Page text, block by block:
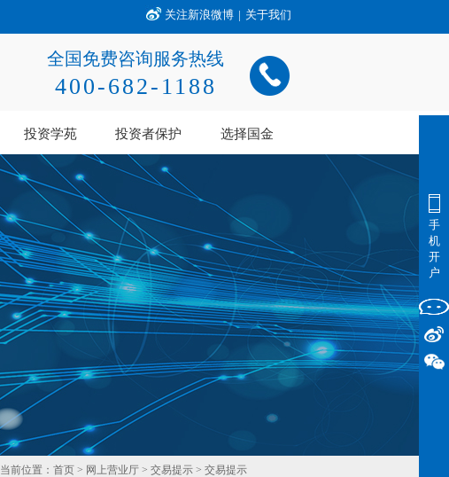
关注新浪微博 | 关于我们
全国免费咨询服务热线
400-682-1188
投资学苑 投资者保护 选择国金
当前位置： 首页 > 网上营业厅 > 交易提示 > 交易提示
手
机
开
户